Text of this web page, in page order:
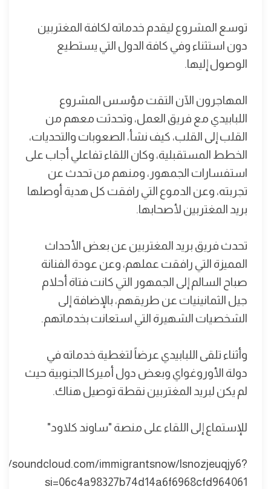
توسع المشروع ليقدم خدماته لكافة المغتربين
دون استثناء وفي كافة الدول التي يستطيع
الوصول إليها.
المهاجرون الآن التقت مؤسس المشروع
اللبابيدي مع فريق العمل، وتحدثت معهم من
القلب إلى القلب، كيف نشأ، الصعوبات والتحديات،
الخطط المستقبلية، وكان اللقاء تفاعلي أجاب على
استفسارات الجمهور، ومنهم من تحدث عن
تجربته، وعن الدموع التي رافقت كل هدية أوصلها
بريد المغتربين لأصحابها.
تحدث فريق بريد المغتربين عن بعض الأحداث
المميزة التي رافقت عملهم، وعن عودة الفنانة
صباح السالم إلى الجمهور التي كانت فتاة أحلام
جيل الثمانينيات عن طريقهم، بالإضافة إلى
الشخصيات الشهيرة التي استعانت بخدماتهم.
وأثناء تلقى اللبابيدي عرضاً لتغطية خدماته في
دولة الأوروغواي وبعض دول أميركا الجنوبية حيث
لم يكن لبريد المغتربين نقطة توصيل هناك.
للإستماع إلى اللقاء على منصة "ساوند كلاود"
soundcloud.com/immigrantsnow/lsnozjeuqjy6?
si=06c4a98327b74d14a6f6968cfd964061